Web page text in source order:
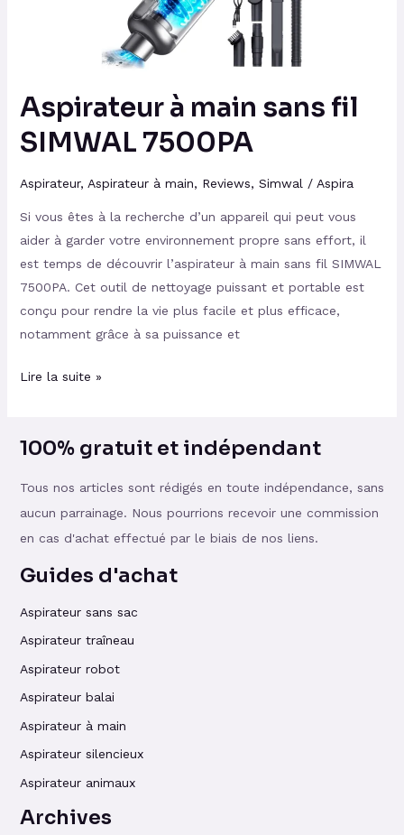
Aspirateur à main sans fil
SIMWAL 7500PA
Aspirateur, Aspirateur à main, Reviews, Simwal / Aspira
Si vous êtes à la recherche d’un appareil qui peut vous
aider à garder votre environnement propre sans effort, il
est temps de découvrir l’aspirateur à main sans fil SIMWAL
7500PA. Cet outil de nettoyage puissant et portable est
conçu pour rendre la vie plus facile et plus efficace,
notamment grâce à sa puissance et
Lire la suite »
100% gratuit et indépendant
Tous nos articles sont rédigés en toute indépendance, sans
aucun parrainage. Nous pourrions recevoir une commission
en cas d'achat effectué par le biais de nos liens.
Guides d'achat
Aspirateur sans sac
Aspirateur traîneau
Aspirateur robot
Aspirateur balai
Aspirateur à main
Aspirateur silencieux
Aspirateur animaux
Archives